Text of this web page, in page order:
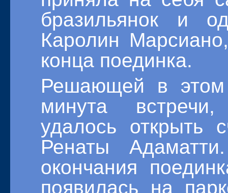
бразильянок и
Каролин
конца поединка.
Решающей в этом
минута
удалось открыть
Ренаты
окончания
появилась на